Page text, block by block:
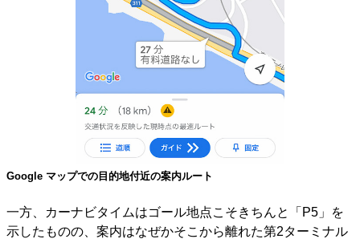
Google マップでの目的地付近の案内ルート
一方、カーナビタイムはゴール地点こそきちんと「P5」を
示したものの、案内はなぜかそこから離れた第2ターミナル